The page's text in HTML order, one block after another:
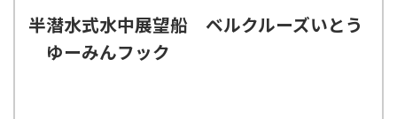
半潜水式水中展望船 ベルクルーズいとう
ゆーみんフック